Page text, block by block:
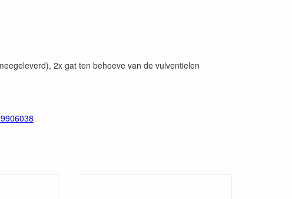
2x gat ten behoeve van de vulventielen